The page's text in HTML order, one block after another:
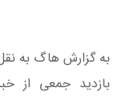
به گزارش هاگ به
بازدید جمعی از